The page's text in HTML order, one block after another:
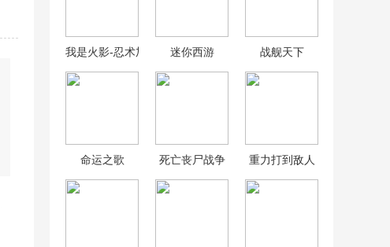
我是火影-忍术加强版 迷你西游 战舰天下
命运之歌 死亡丧尸战争 重力打到敌人